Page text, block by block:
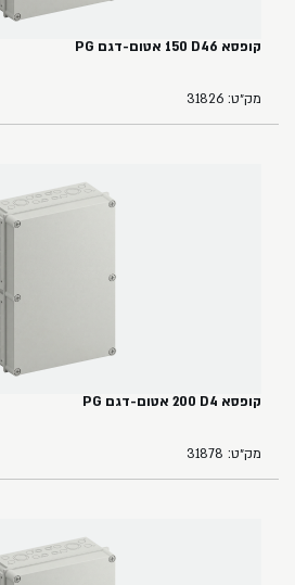
קופסא ‏46‏D‏ ‏150‏ אטום-דגם PG
מק״ט: 31826
קופסא ‏4‏D‏ ‏200 אטום-דגם ‏PG
מק״ט: 31878